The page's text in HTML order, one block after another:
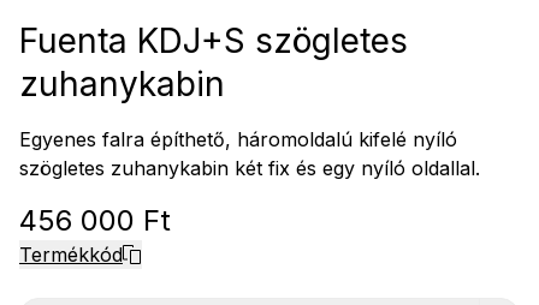
Fuenta KDJ+S szögletes
zuhanykabin
Egyenes falra építhető, háromoldalú kifelé nyíló
szögletes zuhanykabin két fix és egy nyíló oldallal.
456 000 Ft
Termékkód